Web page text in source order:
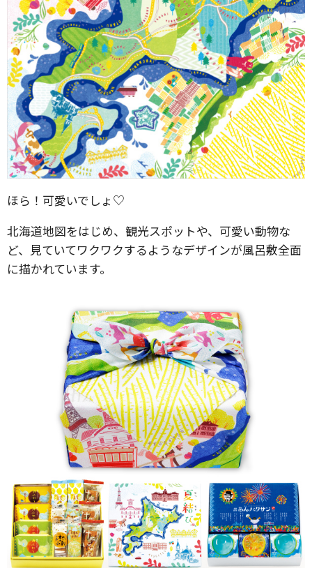
ほら！可愛いでしょ♡
北海道地図をはじめ、観光スポットや、可愛い動物な
ど、見ていてワクワクするようなデザインが風呂敷全面
に描かれています。